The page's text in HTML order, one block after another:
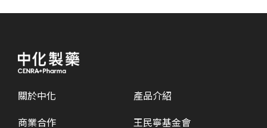
關於中化
產品介紹
商業合作
王民寧基金會